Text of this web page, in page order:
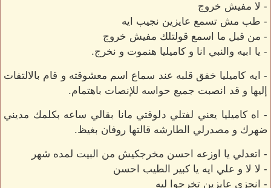
- لا مفيش خروج
- طب مش تسمع عايزين نجيب ايه
- من قبل ما اسمع قولتلك مفيش خروج
- يا ابيه والنبي انا و كاميليا هنموت و نخرج.
- ايه كاميليا خفق قلبه عند سماع اسم معشوقته و قام بالالتفات
إليها و قد انصبت جميع حواسه للإنصات باهتمام.
- اه كاميليا يعني لفتلي دلوقتي مانا بقالي ساعه بكلمك مديني
ضهرك و مصدرلي الطارشه قالتها روفان بغيظ.
- اتعدلي يا اوزعه احسن مخرجكيش من البيت لمده شهر
- لا لا و علي ايه يا كبير الطيب احسن
- انجزي عايزين تخرجوا ليه